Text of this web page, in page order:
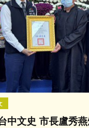
中文史 市長盧秀